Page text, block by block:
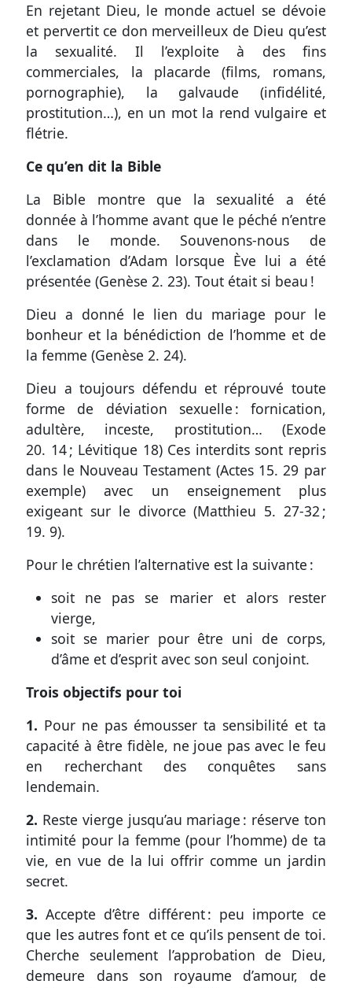
En rejetant Dieu, le monde actuel se dévoie
et pervertit ce don merveilleux de Dieu qu’est
la sexualité. Il l’exploite à des fins
commerciales, la placarde (films, romans,
pornographie), la galvaude (infidélité,
prostitution…), en un mot la rend vulgaire et
flétrie.
Ce qu’en dit la Bible
La Bible montre que la sexualité a été
donnée à l’homme avant que le péché n’entre
dans le monde. Souvenons-nous de
l’exclamation d’Adam lorsque Ève lui a été
présentée (Genèse 2. 23). Tout était si beau !
Dieu a donné le lien du mariage pour le
bonheur et la bénédiction de l’homme et de
la femme (Genèse 2. 24).
Dieu a toujours défendu et réprouvé toute
forme de déviation sexuelle : fornication,
adultère, inceste, prostitution… (Exode
20. 14; Lévitique 18) Ces interdits sont repris
dans le Nouveau Testament (Actes 15. 29 par
exemple) avec un enseignement plus
exigeant sur le divorce (Matthieu 5. 27-32;
19. 9).
Pour le chrétien l’alternative est la suivante :
soit ne pas se marier et alors rester
vierge,
soit se marier pour être uni de corps,
d’âme et d’esprit avec son seul conjoint.
Trois objectifs pour toi
1. Pour ne pas émousser ta sensibilité et ta
capacité à être fidèle, ne joue pas avec le feu
en recherchant des conquêtes sans
lendemain.
2. Reste vierge jusqu’au mariage : réserve ton
intimité pour la femme (pour l’homme) de ta
vie, en vue de la lui offrir comme un jardin
secret.
3. Accepte d’être différent : peu importe ce
que les autres font et ce qu’ils pensent de toi.
Cherche seulement l’approbation de Dieu,
demeure dans son royaume d’amour, de